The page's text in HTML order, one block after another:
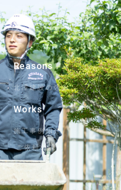
沿革
スタッフブログ
Reasons
北澤建設の強み
Works
施工事例紹介
ご依頼の流れ